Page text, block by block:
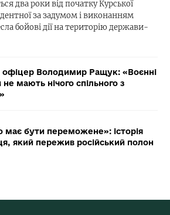
два роки від початку Курської
за задумом і виконанням
бойові дії на територію держави-
офіцер Володимир Ращук: «Воєнні
мають нічого спільного з
має бути переможене»: історія
який пережив російський полон